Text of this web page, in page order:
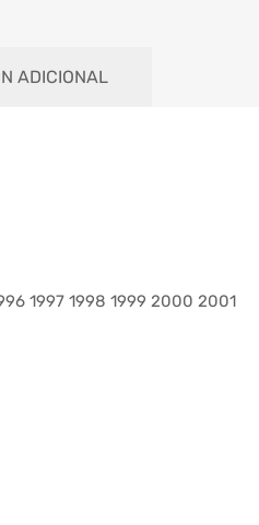
ADICIONAL
1997 1998 1999 2000 2001